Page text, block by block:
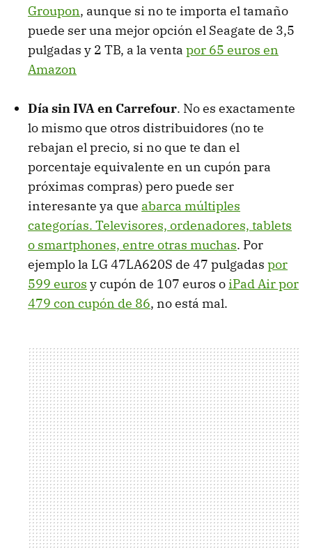
Groupon, aunque si no te importa el tamaño
puede ser una mejor opción el Seagate de 3,5
pulgadas y 2 TB, a la venta por 65 euros en
Amazon
Día sin IVA en Carrefour. No es exactamente
lo mismo que otros distribuidores (no te
rebajan el precio, si no que te dan el
porcentaje equivalente en un cupón para
próximas compras) pero puede ser
interesante ya que abarca múltiples
categorías. Televisores, ordenadores, tablets
o smartphones, entre otras muchas. Por
ejemplo la LG 47LA620S de 47 pulgadas por
599 euros y cupón de 107 euros oiPad Air por
479 con cupón de 86, no está mal.